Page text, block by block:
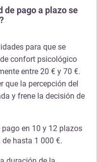
de pago a plazo se
para que se
confort psicológico
entre 20 € y 70 €.
que la percepción del
y frene la decisión de
en 10 y 12 plazos
hasta 1 000 €.